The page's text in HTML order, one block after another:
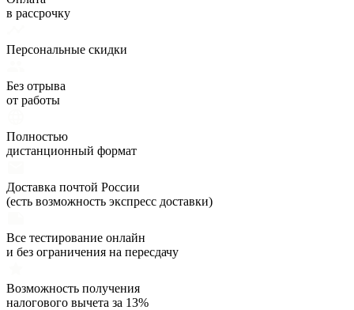
в рассрочку
Персональные скидки
Без отрыва
от работы
Полностью
дистанционный формат
Доставка почтой России
(есть возможность экспресс доставки)
Все тестирование онлайн
и без ограничения на пересдачу
Возможность получения
налогового вычета за 13%